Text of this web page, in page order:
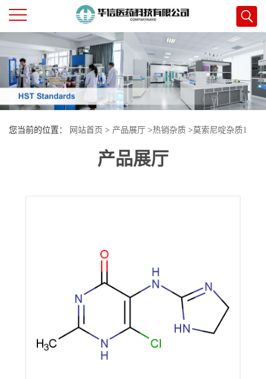
公
司
首
页
司
您当前的位置： 网站首页 > 产品展厅 >热销杂质 >莫索尼啶杂质1
产品展厅